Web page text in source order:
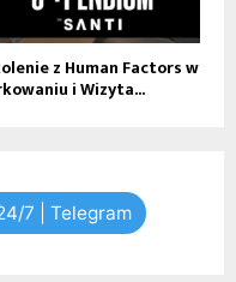
z Human Factors w
i Wizyta...
7 | Telegram